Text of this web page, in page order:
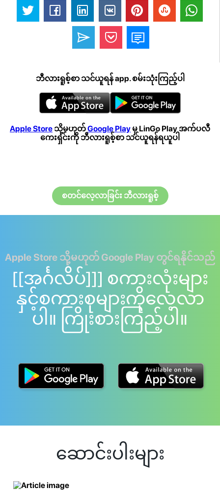
ဘီလားရူစ့်စာ သင်ယူရန် app. စမ်းသုံးကြည့်ပါ
Apple Storeသို့မဟုတ်Google Play မှ LinGo Play အက်ပလီ
ကေးရှင်းကို ဘီလားရူစ့်စာ သင်ယူရန်ရယူပါ
စတင်လေ့လာခြင်း ဘီလားရူစ့်
Apple Store သို့မဟုတ် Google Play တွင်ရနိုင်သည်
[[အင်္ဂလိပ်]]] စကားလုံးများ
နှင့်စကားစုများကိုလေ့လာ
ပါ။ ကြိုးစားကြည့်ပါ။
ဆောင်းပါးများ